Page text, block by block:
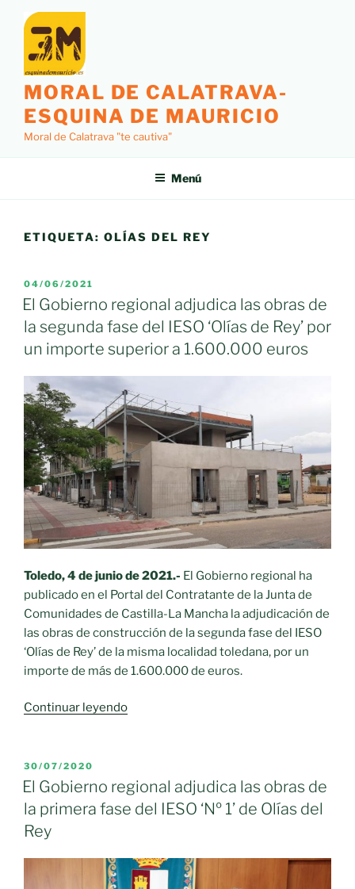
contenido
MORAL DE CALATRAVA-
ESQUINA DE MAURICIO
Moral de Calatrava "te cautiva"
Menú
ETIQUETA: OLÍAS DEL REY
PUBLICADO
EL
04/06/2021
El Gobierno regional adjudica las obras de
la segunda fase del IESO ‘Olías de Rey’ por
un importe superior a 1.600.000 euros
Toledo, 4 de junio de 2021.- El Gobierno regional ha
publicado en el Portal del Contratante de la Junta de
Comunidades de Castilla-La Mancha la adjudicación de
las obras de construcción de la segunda fase del IESO
‘Olías de Rey’ de la misma localidad toledana, por un
importe de más de 1.600.000 de euros.
Continuar leyendo«El
las
obras
segunda
fase
PUBLICADO
EL
30/07/2020
El Gobierno regional adjudica las obras de
la primera fase del IESO ‘Nº 1’ de Olías del
Rey